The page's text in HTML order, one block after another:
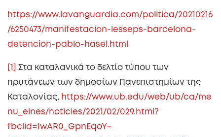
https://www.lavanguardia.com/politica/20210216
/6250473/manifestacion-lesseps-barcelona-
detencion-pablo-hasel.html
[1]
Στα καταλανικά το δελτίο τύπου των
πρυτάνεων των δημοσίων Πανεπιστημίων της
Καταλονίας, https://www.ub.edu/web/ub/ca/me
nu_eines/noticies/2021/02/029.html?
fbclid=IwAR0_GpnEqoY–